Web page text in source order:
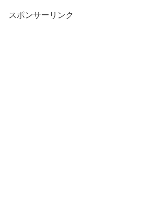
スポンサーリンク